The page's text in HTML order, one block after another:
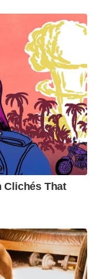
Clichés That